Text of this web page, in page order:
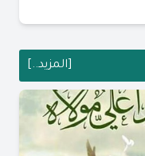
[المزيد..]